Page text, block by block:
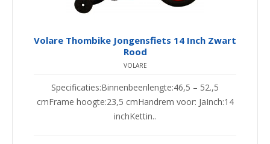
Volare Thombike Jongensfiets 14 Inch Zwart
Rood
VOLARE
Specificaties:Binnenbeenlengte:46,5 – 52.,5
cmFrame hoogte:23,5 cmHandrem voor: JaInch:14
inchKettin..